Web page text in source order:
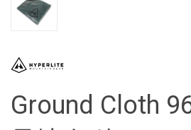
Ground Cloth